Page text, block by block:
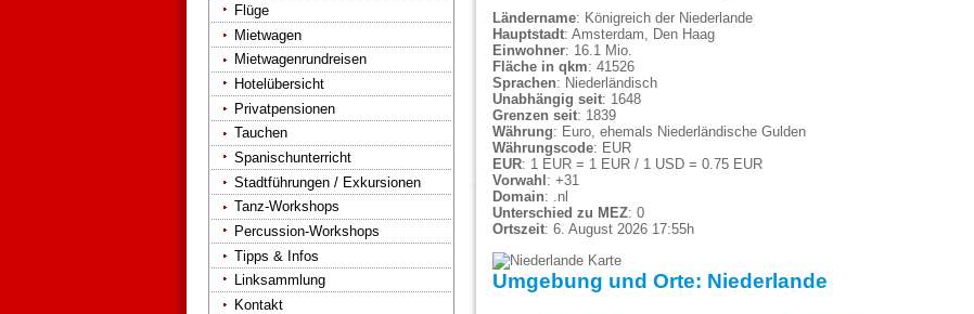
Flüge
Mietwagen
Mietwagenrundreisen
Hotelübersicht
Privatpensionen
Tauchen
Spanischunterricht
Stadtführungen / Exkursionen
Tanz-Workshops
Percussion-Workshops
Tipps & Infos
Linksammlung
Kontakt
Ländername: Königreich der Niederlande
Hauptstadt: Amsterdam, Den Haag
Einwohner: 16.1 Mio.
Fläche in qkm: 41526
Sprachen: Niederländisch
Unabhängig seit: 1648
Grenzen seit: 1839
Währung: Euro, ehemals Niederländische Gulden
Währungscode: EUR
EUR: 1 EUR = 1 EUR / 1 USD = 0.75 EUR
Vorwahl : +31
Domain: .nl
Unterschied zu MEZ: 0
Ortszeit: 6. August 2026 17:55h
Umgebung und Orte: Niederlande